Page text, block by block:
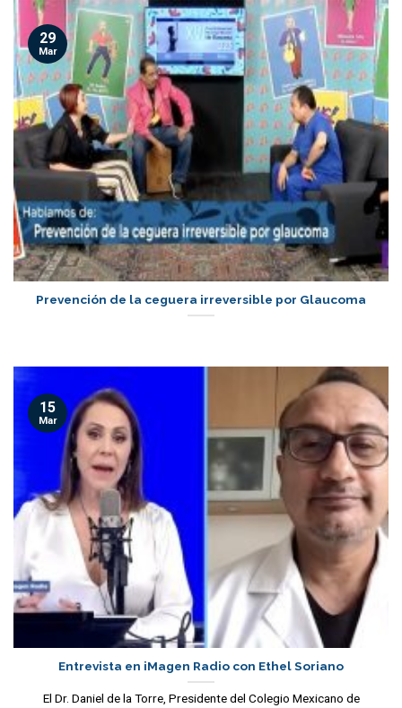
Prevención de la ceguera irreversible por Glaucoma
29
Mar
Entrevista en iMagen Radio con Ethel Soriano
El Dr. Daniel de la Torre, Presidente del Colegio Mexicano de
15
Mar